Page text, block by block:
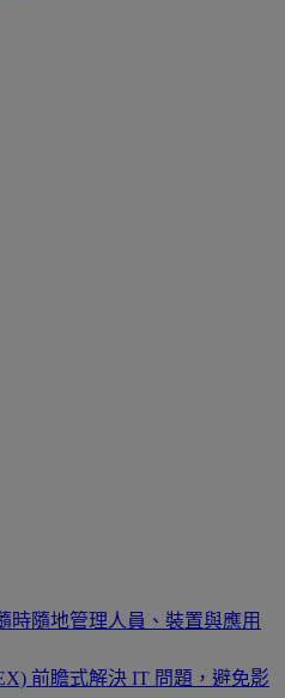
時隨地管理人員、裝置與應用
前瞻式解決 IT 問題，避免影